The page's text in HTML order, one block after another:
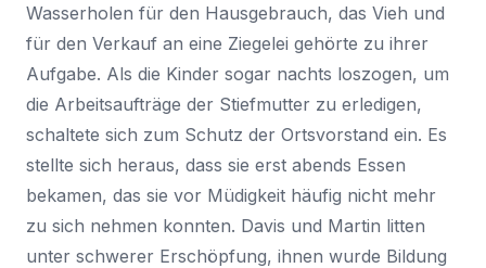
Wasserholen für den Hausgebrauch, das Vieh und
für den Verkauf an eine Ziegelei gehörte zu ihrer
Aufgabe. Als die Kinder sogar nachts loszogen, um
die Arbeitsaufträge der Stiefmutter zu erledigen,
schaltete sich zum Schutz der Ortsvorstand ein. Es
stellte sich heraus, dass sie erst abends Essen
bekamen, das sie vor Müdigkeit häufig nicht mehr
zu sich nehmen konnten. Davis und Martin litten
unter schwerer Erschöpfung, ihnen wurde Bildung